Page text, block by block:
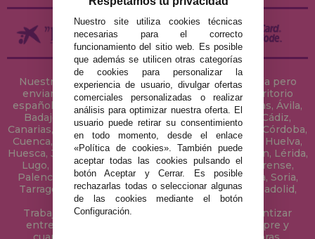
Nuestra tienda de puzzles está ubicada en Sevilla pero
enviamos tus puzzles a cualquier ciudad del territorio
español: Álava, Albacete, Alicante, Almería, Asturias, Ávila,
Badajoz, Baleares, Barcelona, Burgos, Cáceres, Cádiz,
Canarias, Cantabria, Castellón, Ceuta, Ciudad Real, Córdoba,
Cuenca, Gerona, Granada, Guadalajara, Guipúzcoa, Huelva,
Huesca, Jaén, La Coruña, La Rioja, Las Palmas, Leon, Lérida,
Lugo, Madrid, Málaga, Melilla, Murcia, Navarra, Orense,
Palencia, Pontevedra, Salamanca, Segovia, Sevilla, Soria,
Tarragona, Tenerife, Teruel, Toledo, Valencia, Valladolid,
Vizcaya, Zamora y Zaragoza.
Trabajamos con Stocks permanentes para garantizar
entregas rápidas en territorio peninsular, siempre y
Nuestro site utiliza cookies técnicas
necesarias para el correcto
funcionamiento del sitio web. Es posible
que además se utilicen otras categorías
de cookies para personalizar la
experiencia de usuario, divulgar ofertas
comerciales personalizadas o realizar
análisis para optimizar nuestra oferta. El
usuario puede retirar su consentimiento
en todo momento, desde el enlace
«Política de cookies». También puede
aceptar todas las cookies pulsando el
botón Aceptar y Cerrar. Es posible
rechazarlas todas o seleccionar algunas
de las cookies mediante el botón
Configuración.